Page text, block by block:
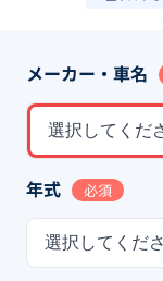
メーカー・車名
選択してくだ
年式 必須
選択してくだ